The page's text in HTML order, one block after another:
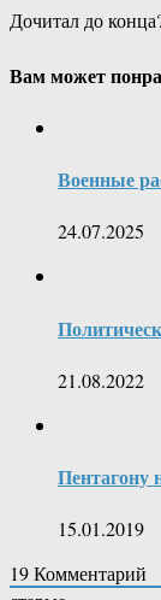
Дочитал до
Вам может
Военные
24.07.2025
21.08.2022
Пентагону
15.01.2019
19Комментарий